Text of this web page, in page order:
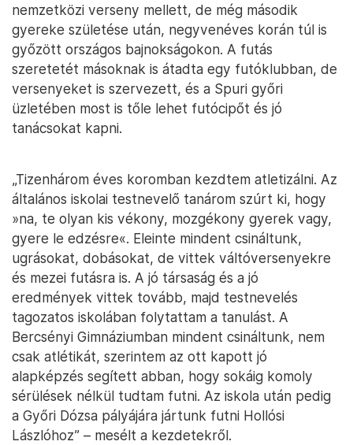
nemzetközi verseny mellett, de még második
gyereke születése után, negyvenéves korán túl is
győzött országos bajnokságokon. A futás
szeretetét másoknak is átadta egy futóklubban, de
versenyeket is szervezett, és a Spuri győri
üzletében most is tőle lehet futócipőt és jó
tanácsokat kapni.
„Tizenhárom éves koromban kezdtem atletizálni. Az
általános iskolai testnevelő tanárom szúrt ki, hogy
»na, te olyan kis vékony, mozgékony gyerek vagy,
gyere le edzésre«. Eleinte mindent csináltunk,
ugrásokat, dobásokat, de vittek váltóversenyekre
és mezei futásra is. A jó társaság és a jó
eredmények vittek tovább, majd testnevelés
tagozatos iskolában folytattam a tanulást. A
Bercsényi Gimnáziumban mindent csináltunk, nem
csak atlétikát, szerintem az ott kapott jó
alapképzés segített abban, hogy sokáig komoly
sérülések nélkül tudtam futni. Az iskola után pedig
a Győri Dózsa pályájára jártunk futni Hollósi
Lászlóhoz” – mesélt a kezdetekről.